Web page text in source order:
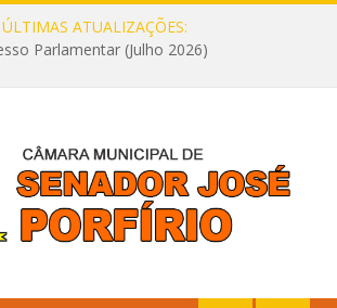
ÚLTIMAS ATUALIZAÇÕES:
Parlamentar (Julho 2026)